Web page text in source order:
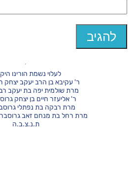
לעלוי נשמת הורינו
ר' עקיבא בן הרב יעקב יצחק
מרת שולמית יפה בת יעקב
ר' אליעזר חיים בן יצחק
מרת רבקה בת נפתלי
מרת רחל בת מנחם זאב
ת.נ.צ.ב.ה